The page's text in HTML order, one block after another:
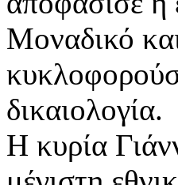
Μοναδικό
δικαιολογία.
Η κυρία